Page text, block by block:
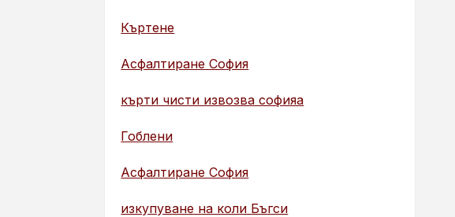
Къртене
Асфалтиране София
кърти чисти извозва софияа
Гоблени
Асфалтиране София
изкупуване на коли Бъгси